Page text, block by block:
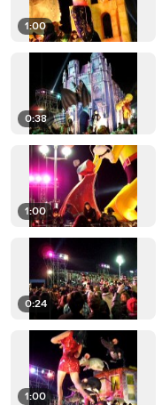
1:00
0:38
1:00
0:24
1:00